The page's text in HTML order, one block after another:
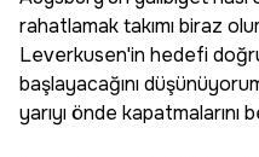
rahatlamak takımı biraz
Leverkusen'in hedefi
başlayacağını
yarıyı önde kapatmalarını